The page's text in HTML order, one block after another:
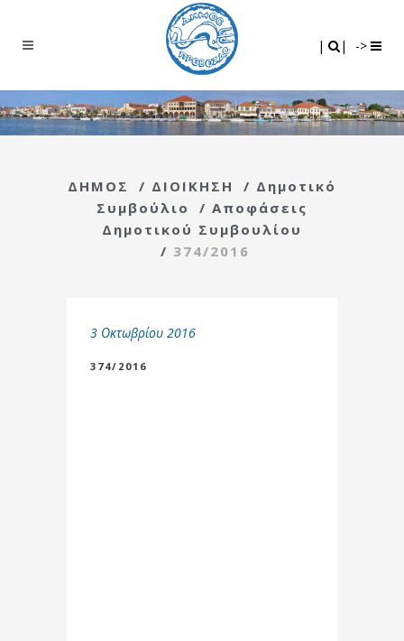
| | ->
ΔΗΜΟΣ / ΔΙΟΙΚΗΣΗ / Δημοτικό
Συμβούλιο
/ Αποφάσεις
Δημοτικού Συμβουλίου
/ 374/2016
3 Οκτωβρίου 2016
374/2016